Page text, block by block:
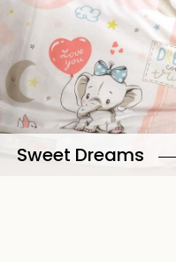
Sweet Dreams